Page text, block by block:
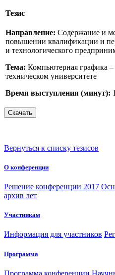
Тезис
Направление: Содержание и
повышении квалификации и
и технологического
Тема: Компьютерная графика –
техническом университете
Время выступления (минут):
Вернуться к списку тезисов
О конференции
Решение конференции 2017
архив лет
Участникам
Информация для участников
Программа
Программа конференции